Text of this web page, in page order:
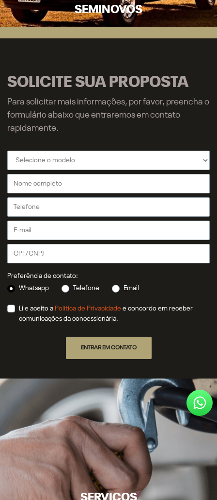
SEMINOVOS
SOLICITE SUA PROPOSTA
Para solicitar mais informações, por favor, preencha o
formulário abaixo que entraremos em contato
rapidamente.
Preferência de contato:
Whatsapp
Telefone Email
Li e aceito a Política de Privacidade e concordo em receber
comunicações da concessionária.
ENTRAR EM CONTATO